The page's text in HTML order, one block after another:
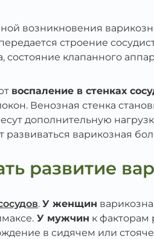
возникновения
строение
состояние клапанного
воспаление в стенках
Венозная стенка
дополнительную
варикозная
развитие
.У женщин
У мужчин к факторам
в сидячем или